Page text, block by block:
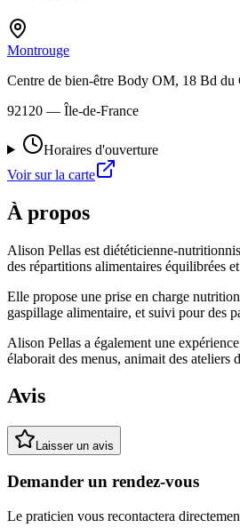
Montrouge
Centre de bien-être Body OM, 18 Bd du
92120 — Île-de-France
Horaires d'ouverture
Voir sur la carte
À propos
Alison Pellas est diététicienne-
des répartitions alimentaires équilibrées
Elle propose une prise en charge
gaspillage alimentaire, et suivi pour des
Alison Pellas a également une
élaborait des menus, animait des ateliers
Avis
Laisser un avis
Demander un rendez-vous
Le praticien vous recontactera